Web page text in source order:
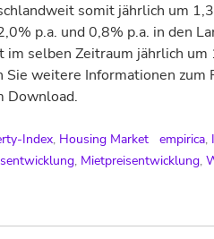
somit jährlich um
p.a. und 0,8% p.a. in den
im selben Zeitraum jährlich
Sie weitere Informationen zum
Download.
Index, Housing Market empirica,
, Mietpreisentwicklung,